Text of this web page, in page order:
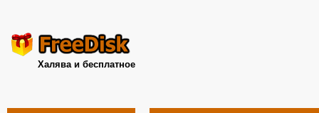
Халява и бесплатное